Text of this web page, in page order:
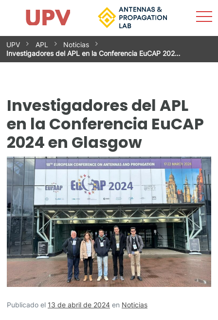
Saltar
contenido
El grupo
Investigación
Servicios
Contacto
Actualidad
UPV APL
Noticias
Investigadores del APL en la Conferencia EuCAP 202…
Investigadores del APL
en la Conferencia EuCAP
2024 en Glasgow
Publicado el 13 de abril de 2024 en Noticias